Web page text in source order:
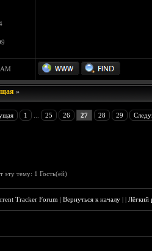
»
1 25 26 27 28 29
эту тему: 1 Гость(ей)
Tracker Forum |Вернуться к началу ||Лёгкий